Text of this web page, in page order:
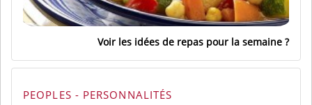
Voir les idées de repas pour la semaine
PEOPLES - PERSONNALITÉS